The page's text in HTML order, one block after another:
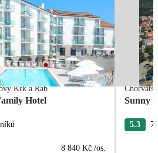
Krk a Rab
Hotel
8 840 Kč /os.
Sunny
5.3